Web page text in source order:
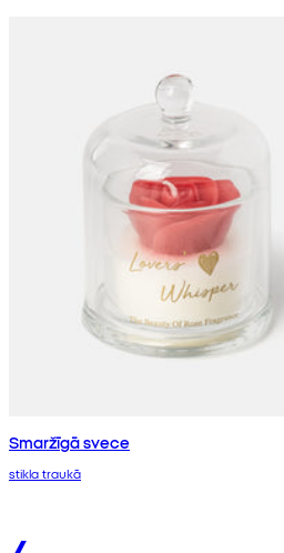
Smaržīgā svece
stikla traukā